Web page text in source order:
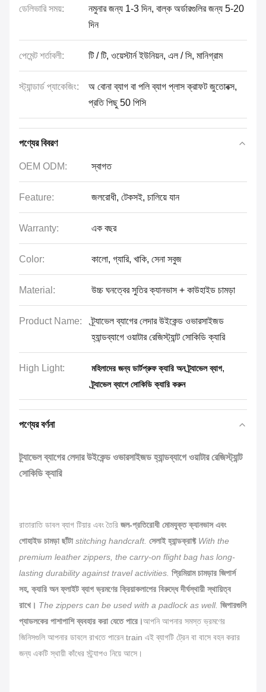
ডেলিভারি সময়:
নমুনার জন্য 1-3 দিন, বাল্ক অর্ডারগুলির জন্য 5-20
দিন
পেমেন্ট শর্তাবলী: টি / টি, ওয়েস্টার্ন ইউনিয়ন, এল / সি, মানিগ্রাম
স্ট্যান্ডার্ড প্যাকেজিং:
অ বোনা ব্যাগ বা পলি ব্যাগ প্লাস ক্রাফট জুতোবক্স,
প্রতি পিছু 50 পিসি
পণ্যের বিবরণ
OEM ODM: স্বাগত
Feature: জলরোধী, টেকসই, চালিয়ে যান
Warranty: এক বছর
Color: কালো, গ্যারি, খাকি, সেনা সবুজ
Material: উচ্চ ঘনত্বের সুতির ক্যানভাস + কাউহাইড চামড়া
Product Name:
ট্র্যাভেল ব্যাগের লেদার উইকেন্ড ওভারসাইজড
হ্যান্ডব্যাগে ওয়াটার রেজিস্ট্যান্ট সোকিডি ক্যারি
High Light: মহিলাদের জন্য ডার্টপ্রুফ ক্যারি অন ট্র্যাভেল ব্যাগ,
ট্র্যাভেল ব্যাগে সোকিডি ক্যারি করুন
পণ্যের বর্ণনা
ট্র্যাভেল ব্যাগের লেদার উইকেন্ড ওভারসাইজড হ্যান্ডব্যাগে ওয়াটার রেজিস্ট্যান্ট
সোকিডি ক্যারি
রাতারাতি ডাবল ব্যাগ টিয়ার এবং তৈরি জল-প্রতিরোধী মোমযুক্ত ক্যানভাস এবং
গোহাইড চামড়া ছাঁটাstitching handcraft. সেলাই হ্যান্ডক্রাফ্ট With the
premium leather zippers, the carry-on flight bag has long-
lasting durability against travel activities. প্রিমিয়াম চামড়ার জিপার্স
সহ, ক্যারি অন ফ্লাইট ব্যাগ ভ্রমণের ক্রিয়াকলাপের বিরুদ্ধে দীর্ঘস্থায়ী স্থায়িত্ব
রাখে। The zippers can be used with a padlock as well. জিপারগুলি
প্যাডলকের পাশাপাশি ব্যবহার করা যেতে পারে।আপনি আপনার সমস্ত ভ্রমণের
জিনিসগুলি আপনার ডাবলে রাখতে পারেন train এই ব্যাগটি ট্রেন বা বাসে বহন করার
জন্য একটি স্থায়ী কাঁধের স্ট্র্যাপও নিয়ে আসে।